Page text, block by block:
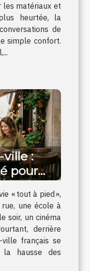
les matériaux et
heurtée, la
de
simple confort.
:
pour
?
« tout à pied »,
une école à
soir, un cinéma
derrière
ville français se
la hausse des